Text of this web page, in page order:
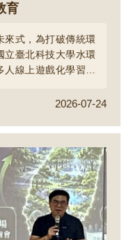
育
來式，為打破傳統環
立臺北科技大學水環
線上遊戲化學習平
辨素養教材。實際推
越原訂目標 7 倍，成
新典範。...
2026-07-24